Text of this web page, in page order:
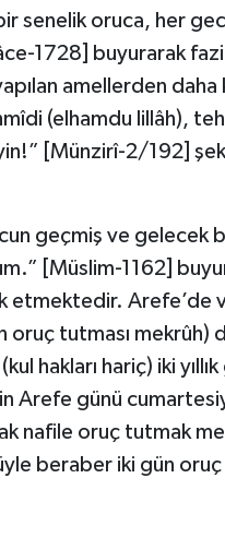
oruca, her
1728] buyurarak
amellerden daha
(elhamdu lillâh),
[Münzirî-2/192]
geçmiş ve gelecek
[Müslim-1162]
etmektedir. Arefe’de
tutması mekrûh)
hakları hariç) iki yıllık
Arefe günü
nafile oruç tutmak
beraber iki gün